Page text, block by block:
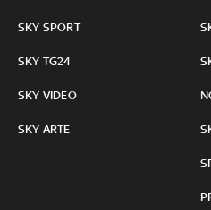
SKY SPORT
SKY TG24
SKY VIDEO
SKY ARTE